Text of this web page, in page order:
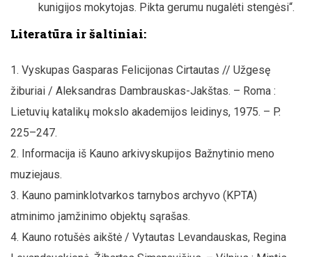
kunigijos mokytojas. Pikta gerumu nugalėti stengėsi“.
Literatūra ir šaltiniai:
Vyskupas Gasparas Felicijonas Cirtautas // Užgesę
žiburiai / Aleksandras Dambrauskas-Jakštas. – Roma :
Lietuvių katalikų mokslo akademijos leidinys, 1975. – P.
225–247.
Informacija iš Kauno arkivyskupijos Bažnytinio meno
muziejaus.
Kauno paminklotvarkos tarnybos archyvo (KPTA)
atminimo įamžinimo objektų sąrašas.
Kauno rotušės aikštė / Vytautas Levandauskas, Regina